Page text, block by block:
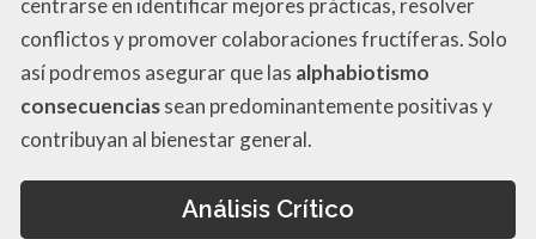
centrarse en identificar mejores prácticas, resolver
conflictos y promover colaboraciones fructíferas. Solo
así podremos asegurar que las alphabiotismo
consecuenciassean predominantemente positivas y
contribuyan al bienestar general.
Análisis Crítico